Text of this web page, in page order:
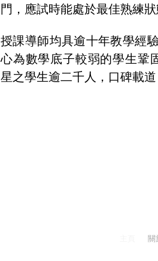
門，應試時能處於最佳熟練狀
授課導師均具逾十年教學經
心為數學底子較弱的學生鞏
星之學生逾二千人，口碑載
關